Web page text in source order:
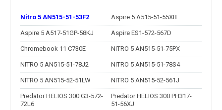
Nitro 5 AN515-51-53F2 Aspire 5 A515-51-55XB
Aspire 5 A517-51GP-58KJ Aspire ES1-572-567D
Chromebook 11 C730E NITRO 5 AN515-51-75PX
NITRO 5 AN515-51-78J2 NITRO 5 AN515-51-78S4
NITRO 5 AN515-52-51LW NITRO 5 AN515-52-561J
Predator HELIOS 300 G3-572-
72L6
Predator HELIOS 300 PH317-
51-56XJ